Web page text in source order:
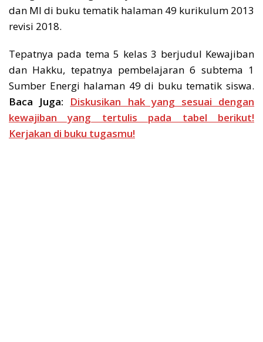
dan MI di buku tematik halaman 49 kurikulum 2013
revisi 2018.
Tepatnya pada tema 5 kelas 3 berjudul Kewajiban
dan Hakku, tepatnya pembelajaran 6 subtema 1
Sumber Energi halaman 49 di buku tematik siswa.
Baca Juga: Diskusikan hak yang sesuai dengan
kewajiban yang tertulis pada tabel berikut!
Kerjakan di buku tugasmu!